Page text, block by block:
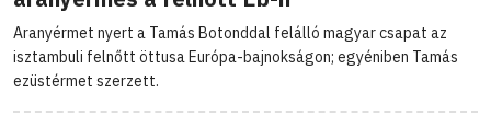
Aranyérmet nyert a Tamás Botonddal felálló magyar csapat az
isztambuli felnőtt öttusa Európa-bajnokságon; egyéniben Tamás
ezüstérmet szerzett.